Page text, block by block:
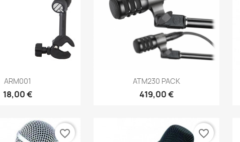
ARM001
18,00 €
Aperçu rapide ATM230 PACK
419,00 €
Aperçu rapide
favorite_border favorite_border